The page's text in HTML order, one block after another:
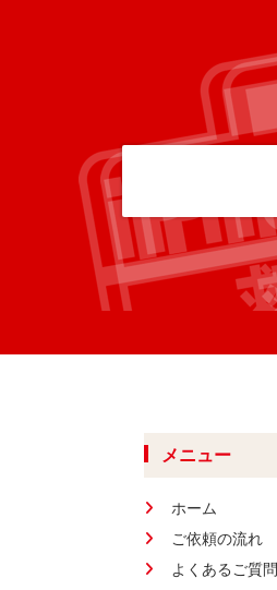
メニュー
ホーム
ご依頼の流れ
よくあるご質問